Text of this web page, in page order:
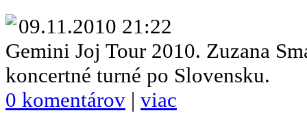
09.11.2010 21:22
Gemini Joj Tour 2010. Zuzana
koncertné turné po Slovensku.
0 komentárov | viac